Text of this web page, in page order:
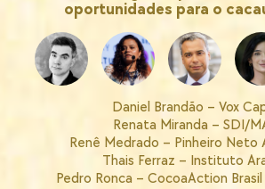
oportunidades para o
Daniel Brandão – Vox
Renata Miranda – SDI/
Renê Medrado – Pinheiro Neto
Thais Ferraz – Instituto
Pedro Ronca – CocoaAction